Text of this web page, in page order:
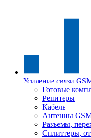
Усиление связи
Готовые
Репитеры
Кабель
Антенны
Разъемы,
Сплиттеры,